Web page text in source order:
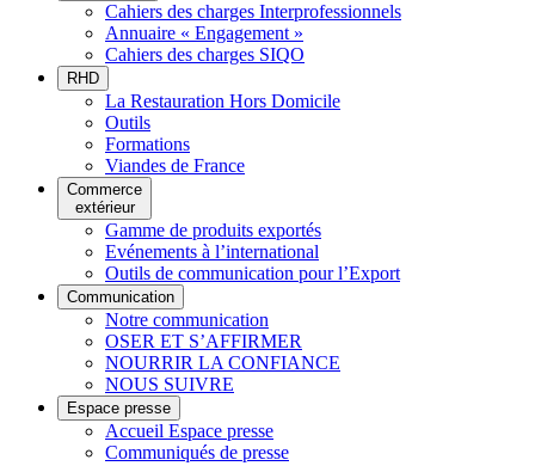
Cahiers des charges Interprofessionnels
Annuaire « Engagement »
Cahiers des charges SIQO
RHD
La Restauration Hors Domicile
Outils
Formations
Viandes de France
Commerce
extérieur
Gamme de produits exportés
Evénements à l’international
Outils de communication pour l’Export
Communication
Notre communication
OSER ET S’AFFIRMER
NOURRIR LA CONFIANCE
NOUS SUIVRE
Espace presse
Accueil Espace presse
Communiqués de presse